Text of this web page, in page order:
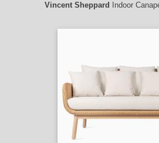
Vincent Sheppard Indoor